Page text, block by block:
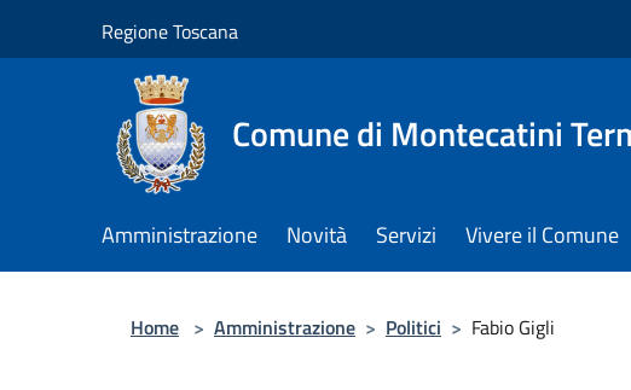
Regione Toscana
Comune di Montecatini
Amministrazione Novità Servizi Vivere il Comune
Home > Amministrazione > Politici > Fabio Gigli